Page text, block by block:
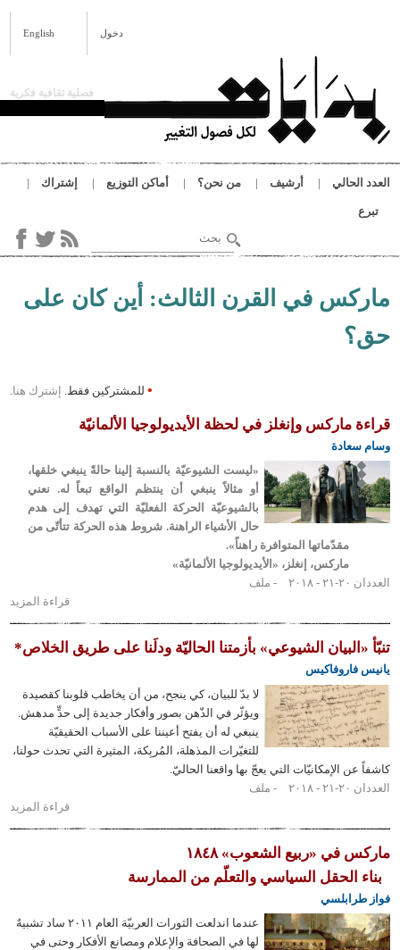
فصلية ثقافية فكرية
أرشيف من نحن؟ أماكن التوزيع إشتراك
استمارة البحث
في القرن الثالث: أين كان على
للمشتركين فقط.إشترك هنا.
ماركس وإنغلز في لحظة الأيديولوجيا الألمانيّة
«ليست الشيوعيّة بالنسبة إلينا حالةً ينبغي خلقها،
أو مثالاً ينبغي أن ينتظم الواقع تبعاً له. نعني
بالشيوعيّة الحركة الفعليّة التي تهدف إلى هدم
حال الأشياء الراهنة. شروط هذه الحركة تتأتّى من
مقدّماتها المتوافرة راهناً».
ماركس، إنغلز، «الأيديولوجيا الألمانيّة»
ملف
قراءة المزيدحول قراءة
ماركس
وإنغلز في
لحظة
الألمانيّة
الشيوعي» بأزمتنا الحاليّة ودلَنا على طريق الخلاص*
لا بدّ للبيان، كي ينجح، من أن يخاطب قلوبنا كقصيدة
ويؤثّر في الذّهن بصور وأفكار جديدة إلى حدٍّ مدهش.
ينبغي له أن يفتح أعيننا على الأسباب الحقيقيّة
للتغيّرات المذهلة، المُربِكة، المثيرة التي تحدث حولنا،
الإمكانيّات التي يعجّ بها واقعنا الحاليّ.
ملف
قراءة المزيدحول تنبّأ
«البيان
طريق
الخلاص*
في «ربيع الشعوب» ١٨٤٨
الحقل السياسي والتعلّم من الممارسة
عندما اندلعت الثورات العربيّة العام ٢٠١١ ساد تشبيهٌ
لها في الصحافة والإعلام ومصانع الأفكار وحتى في